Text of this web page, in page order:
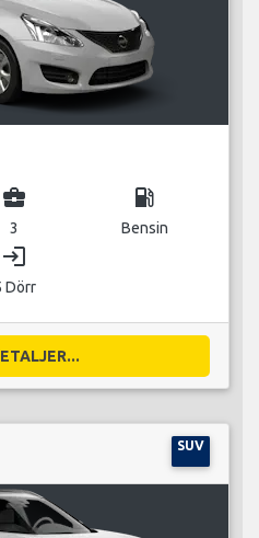
business_center
3
local_gas_station
Bensin
login
Dörr
SUV